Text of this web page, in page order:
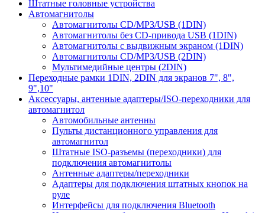
Штатные головные устройства
Автомагнитолы
Автомагнитолы CD/MP3/USB (1DIN)
Автомагнитолы без CD-привода USB (1DIN)
Автомагнитолы с выдвижным экраном (1DIN)
Автомагнитолы CD/MP3/USB (2DIN)
Мультимедийные центры (2DIN)
Переходные рамки 1DIN, 2DIN для экранов 7", 8",
9",10"
Аксессуары, антенные адаптеры/ISO-переходники для
автомагнитол
Автомобильные антенны
Пульты дистанционного управления для
автомагнитол
Штатные ISO-разъемы (переходники) для
подключения автомагнитолы
Антенные адаптеры/переходники
Адаптеры для подключения штатных кнопок на
руле
Интерфейсы для подключения Bluetooth